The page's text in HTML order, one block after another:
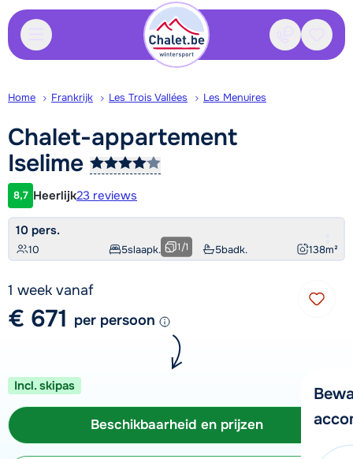
Contact
Home Frankrijk Les Trois Vallées Les Menuires
Chalet-appartement
Iselime
Klantwaardering
8,7 Heerlijk23 reviews
10 pers.
10 5slaapk. 5badk. 138m²
1/1
1 week vanaf
€ 671 per persoon
Incl. skipas
Beschikbaarheid en prijzen